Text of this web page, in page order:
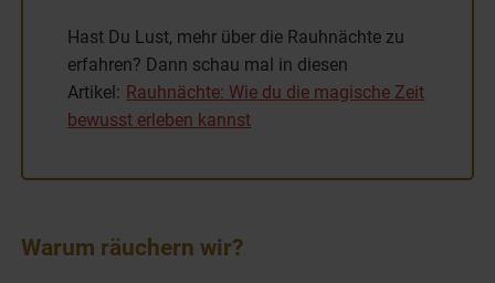
Hast Du Lust, mehr über die Rauhnächte zu
erfahren? Dann schau mal in diesen
Artikel: Rauhnächte: Wie du die magische Zeit
bewusst erleben kannst
Warum räuchern wir?